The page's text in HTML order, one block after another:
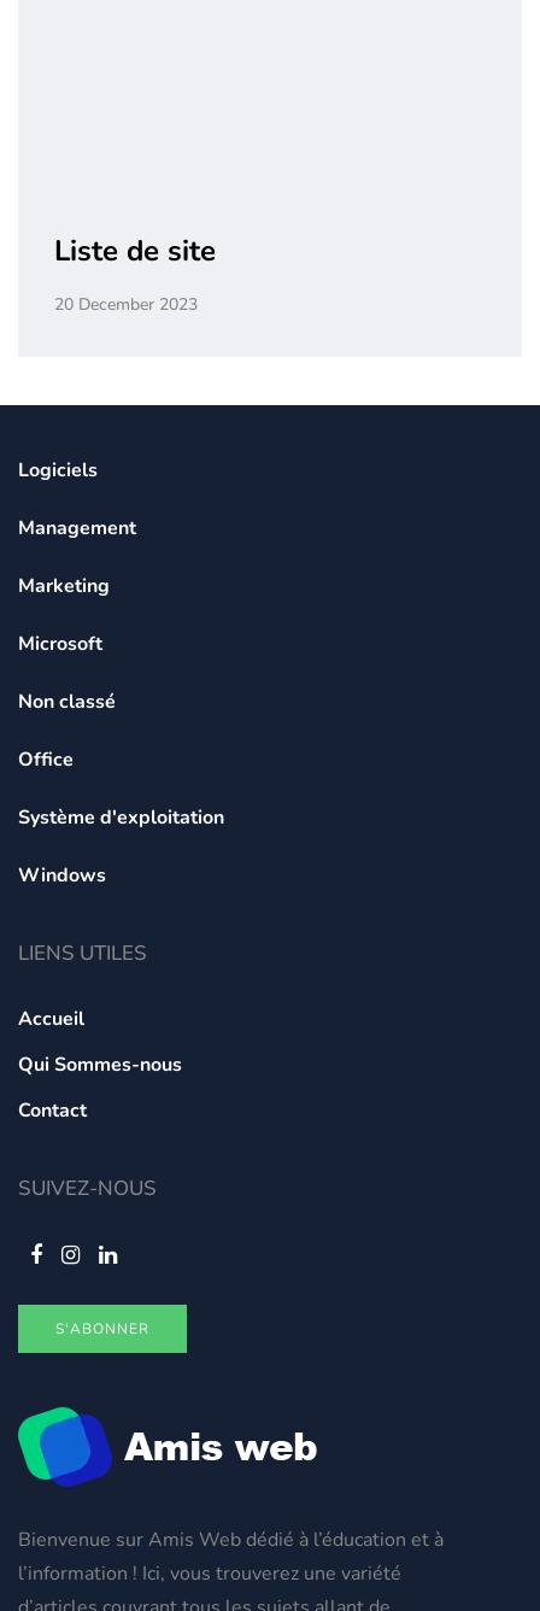
Liste de site
20 December 2023
Bienvenue sur Amis Web dédié à l’éducation et à
l’information ! Ici, vous trouverez une variété
Logiciels
Management
Marketing
Microsoft
Non classé
Office
Système d'exploitation
Windows
LIENS UTILES
Accueil
Qui Sommes-nous
Contact
SUIVEZ-NOUS
S'ABONNER